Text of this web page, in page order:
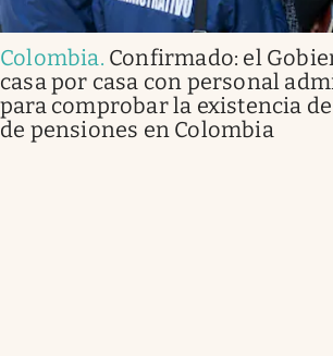
Colombia. Confirmado: el
casa por casa con personal
para comprobar la existencia
de pensiones en Colombia